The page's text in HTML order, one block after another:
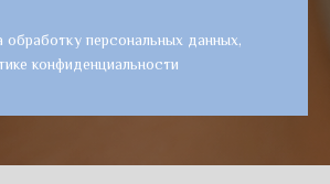
персональных данных,
конфиденциальности